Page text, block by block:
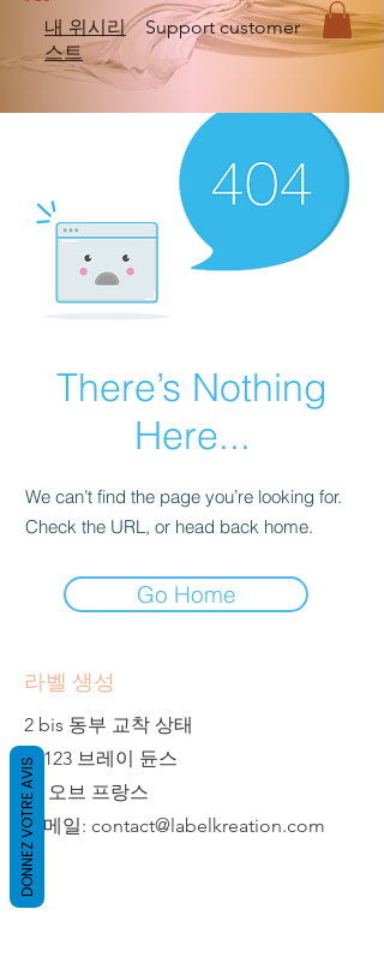
내 위시리
스트
Support customer
There’s Nothing
Here...
We can’t find the page you’re looking for.
Check the URL, or head back home.
Go Home
라벨 생성
2 bis 동부 교착 상태
59123 브레이 듄스
탑 오브 프랑스
이메일: contact@labelkreation.com
DONNEZ VOTRE AVIS